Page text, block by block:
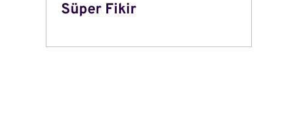
Süper Fikir